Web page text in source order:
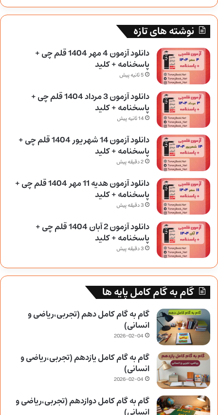
نوشته های تازه
دانلود آزمون 4 مهر 1404 قلم چی +
پاسخنامه + کلید
5 ثانیه پیش
دانلود آزمون 3 مرداد 1404 قلم چی +
پاسخنامه + کلید
14 ثانیه پیش
دانلود آزمون 14 شهریور 1404 قلم چی +
پاسخنامه + کلید
2 دقیقه پیش
دانلود آزمون هدیه 11 مهر 1404 قلم چی +
پاسخنامه + کلید
3 دقیقه پیش
دانلود آزمون 2 آبان 1404 قلم چی +
پاسخنامه + کلید
3 دقیقه پیش
گام به گام کامل پایه ها
گام به گام کامل دهم (تجربی،ریاضی و
انسانی)
2026-02-04
گام به گام کامل یازدهم (تجربی،ریاضی و
انسانی)
2026-02-04
گام به گام کامل دوازدهم (تجربی،ریاضی و